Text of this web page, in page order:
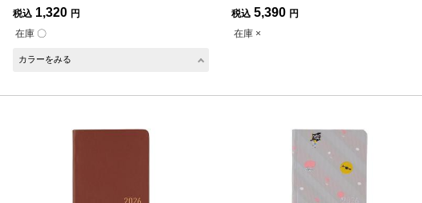
税込 1,320 円
在庫 〇
カラーをみる
税込 5,390 円
在庫 ×